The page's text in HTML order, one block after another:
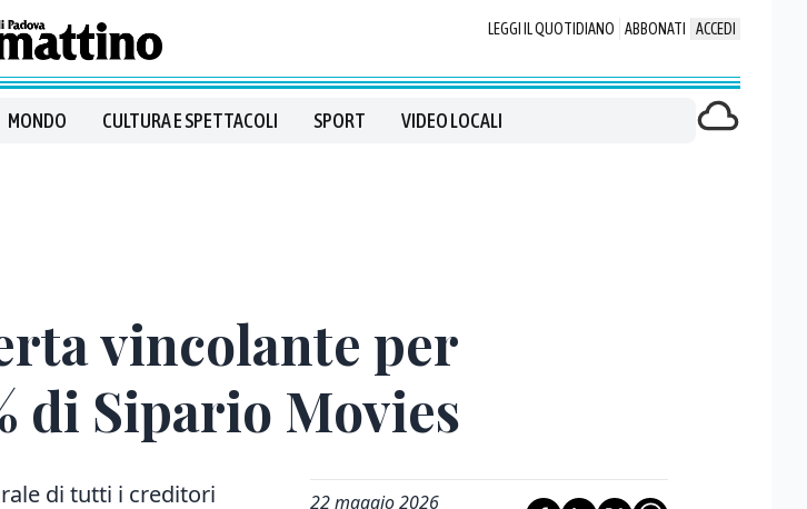
LEGGI IL QUOTIDIANO ABBONATI ACCEDI
MONDO CULTURA E SPETTACOLI SPORT VIDEO LOCALI
vincolante per
di Sipario Movies
di tutti i creditori
22 maggio 2026